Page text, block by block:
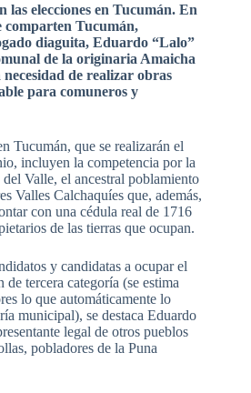
las elecciones en Tucumán. En
comparten Tucumán,
diaguita, Eduardo “Lalo”
de la originaria Amaicha
de realizar obras
para comuneros y
Tucumán, que se realizarán el
incluyen la competencia por la
Valle, el ancestral poblamiento
Valles Calchaquíes que, además,
con una cédula real de 1716
de las tierras que ocupan.
y candidatas a ocupar el
tercera categoría (se estima
lo que automáticamente lo
municipal), se destaca Eduardo
legal de otros pueblos
pobladores de la Puna